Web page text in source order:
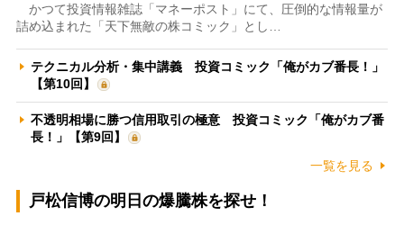
かつて投資情報雑誌「マネーポスト」にて、圧倒的な情報量が
詰め込まれた「天下無敵の株コミック」とし…
テクニカル分析・集中講義 投資コミック「俺がカブ番長！」
【第10回】
不透明相場に勝つ信用取引の極意 投資コミック「俺がカブ番
長！」【第9回】
一覧を見る
戸松信博の明日の爆騰株を探せ！